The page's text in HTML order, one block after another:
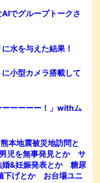
AIでグループトークさ
水を与えた結果！
小型カメラ搭載して
ーーーーー！」withム
地震被災地訪問と
児を無事発見とか サ
婚&妊娠発表とか 糖尿
下げとか お台場ユニ